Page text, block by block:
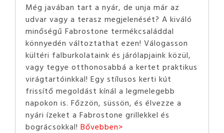
Még javában tart a nyár, de unja már az
udvar vagy a terasz megjelenését? A kiváló
minőségű Fabrostone termékcsaláddal
könnyedén változtathat ezen! Válogasson
kültéri falburkolataink és járólapjaink közül,
vagy tegye otthonosabbá a kertet praktikus
virágtartóinkkal! Egy stílusos kerti kút
frissítő megoldást kínál a legmelegebb
napokon is. Főzzön, süssön, és élvezze a
nyári ízeket a Fabrostone grillekkel és
bográcsokkal! Bővebben>